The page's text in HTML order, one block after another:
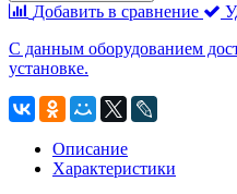
Добавить в сравнение
С данным оборудованием
установке.
Описание
Характеристики